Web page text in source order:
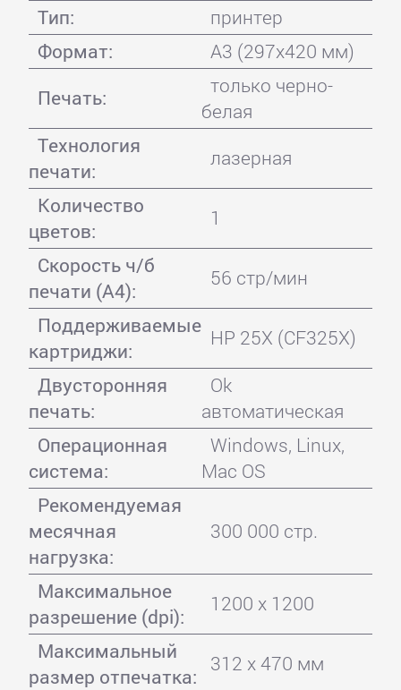
Тип:
принтер
Формат:
A3 (297x420 мм)
Печать:
только черно-
белая
Технология
печати:
лазерная
Количество
цветов:
1
Скорость ч/б
печати (А4):
56 стр/мин
Поддерживаемые
картриджи:
HP 25X (CF325X)
Двусторонняя
печать:
Ok
автоматическая
Операционная
система:
Windows, Linux,
Mac OS
Рекомендуемая
месячная
нагрузка:
300 000 стр.
Максимальное
разрешение (dpi):
1200 x 1200
Максимальный
размер отпечатка:
312 x 470 мм